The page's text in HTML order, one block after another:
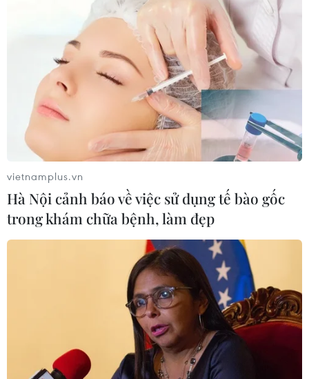
vietnamplus.vn
Hà Nội cảnh báo về việc sử dụng tế bào gốc
trong khám chữa bệnh, làm đẹp